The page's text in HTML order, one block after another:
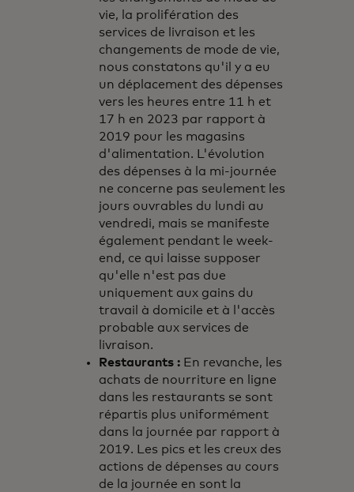
vie, la prolifération des
services de livraison et les
changements de mode de vie,
nous constatons qu'il y a eu
un déplacement des dépenses
vers les heures entre 11 h et
17 h en 2023 par rapport à
2019 pour les magasins
d'alimentation. L'évolution
des dépenses à la mi-journée
ne concerne pas seulement les
jours ouvrables du lundi au
vendredi, mais se manifeste
également pendant le week-
end, ce qui laisse supposer
qu'elle n'est pas due
uniquement aux gains du
travail à domicile et à l'accès
probable aux services de
livraison.
Restaurants : En revanche, les
achats de nourriture en ligne
dans les restaurants se sont
répartis plus uniformément
dans la journée par rapport à
2019. Les pics et les creux des
actions de dépenses au cours
de la journée en sont la